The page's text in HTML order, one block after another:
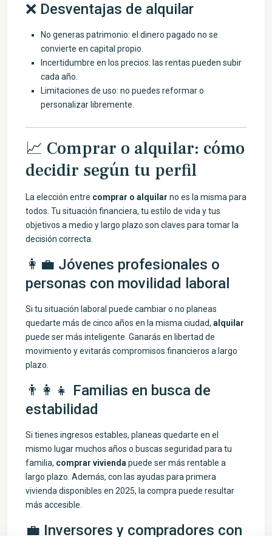
❌ Desventajas de alquilar
No generas patrimonio: el dinero pagado no se
convierte en capital propio.
Incertidumbre en los precios: las rentas pueden subir
cada año.
Limitaciones de uso: no puedes reformar o
personalizar libremente.
📈 Comprar o alquilar: cómo
decidir según tu perfil
La elección entre comprar o alquilar no es la misma para
todos. Tu situación financiera, tu estilo de vida y tus
objetivos a medio y largo plazo son claves para tomar la
decisión correcta.
👩‍💼 Jóvenes profesionales o
personas con movilidad laboral
Si tu situación laboral puede cambiar o no planeas
quedarte más de cinco años en la misma ciudad, alquilar
puede ser más inteligente. Ganarás en libertad de
movimiento y evitarás compromisos financieros a largo
plazo.
👨‍👩‍👧 Familias en busca de
estabilidad
Si tienes ingresos estables, planeas quedarte en el
mismo lugar muchos años o buscas seguridad para tu
familia, comprar vivienda puede ser más rentable a
largo plazo. Además, con las ayudas para primera
vivienda disponibles en 2025, la compra puede resultar
más accesible.
💼 Inversores y compradores con